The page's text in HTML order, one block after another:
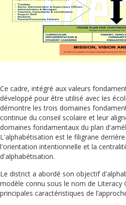
Ce cadre, intégré aux valeurs
développé pour être utilisé avec les
démontre les trois domaines
continue du conseil scolaire et leur
domaines fondamentaux du plan
L'alphabétisation est le filigrane
l'orientation intentionnelle et la
d'alphabétisation.
Le district a abordé son objectif
modèle connu sous le nom de Literacy
principales caractéristiques de